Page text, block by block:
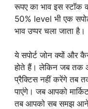
रूपए का भाव इस स्टॉक
50% level भी एक
भाव उप्पर चला जाता है।
ये सपोर्ट जोन क्यों और
होते हैं। लेकिन जब तक
प्रैक्टिस नहीं करेंगे तब
पाएंगे। जब आपको
तब आपको सब समझ आने